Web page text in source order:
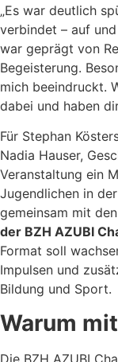
„Es war deutlich
verbindet – auf
war geprägt von
Begeisterung.
mich beeindruckt.
dabei und haben
Für Stephan
Nadia Hauser,
Veranstaltung ein
Jugendlichen in
gemeinsam mit
der BZH AZUBI
Format soll
Impulsen und
Bildung und Sport.
Warum
Die BZH AZUBI